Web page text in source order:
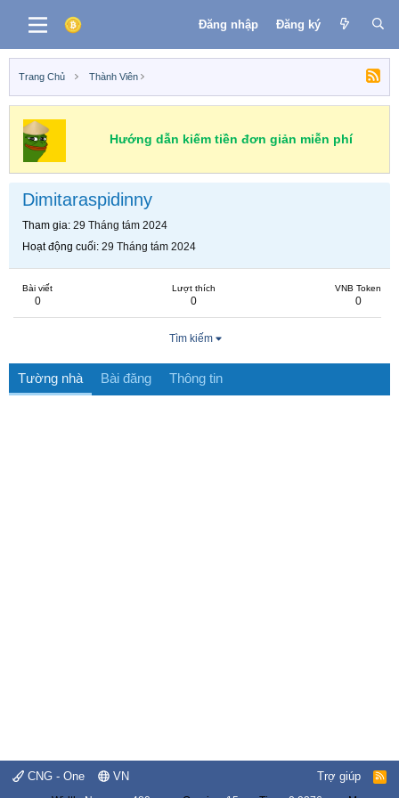
Đăng nhập Đăng ký
Trang Chủ Thành Viên
Hướng dẫn kiếm tiền đơn giản miễn phí
Dimitaraspidinny
Tham gia 29 Tháng tám 2024
Hoạt động cuối 29 Tháng tám 2024
Bài viết
0
Lượt thích
0
VNB Token
0
Tìm kiếm
Tường nhà Bài đăng Thông tin
CNG - One VN Trợ giúp
R